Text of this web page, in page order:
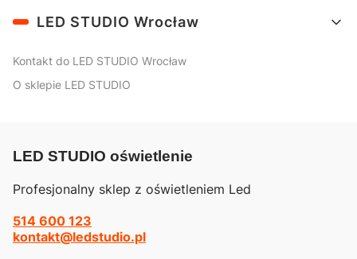
LED STUDIO Wrocław
Kontakt do LED STUDIO Wrocław
O sklepie LED STUDIO
LED STUDIO oświetlenie
Profesjonalny sklep z oświetleniem Led
514 600 123
kontakt@ledstudio.pl